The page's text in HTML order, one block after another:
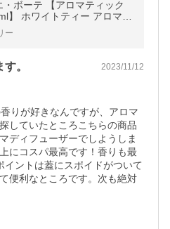
ボーテ 【アロマティック
】 ホワイトティー アロマオ
Beaute
ー
。 2023/11/12
りが好きなんですが、アロマ
していたところこちらの商品
ディフューザーでしようしま
にコスパ最高です！香りも最
ントは蓋にスポイドがついて
便利なところです。次も絶対